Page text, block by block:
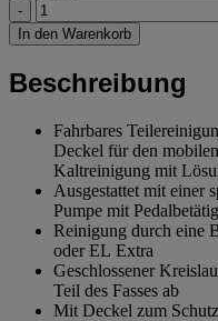
-
In den Warenkorb
Beschreibung
Fahrbares
Deckel für den
Kaltreinigung mit
Ausgestattet mit einer
Pumpe mit
Reinigung durch eine
oder EL Extra
Geschlossener
Teil des Fasses ab
Mit Deckel zum